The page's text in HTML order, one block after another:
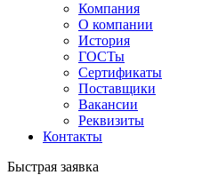
Компания
О компании
История
ГОСТы
Сертификаты
Поставщики
Вакансии
Реквизиты
Контакты
Быстрая заявка